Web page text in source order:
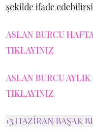
şekilde ifade
ASLAN BURCU
TIKLAYINIZ
ASLAN BURCU
TIKLAYINIZ
13 HAZİRAN BAŞAK